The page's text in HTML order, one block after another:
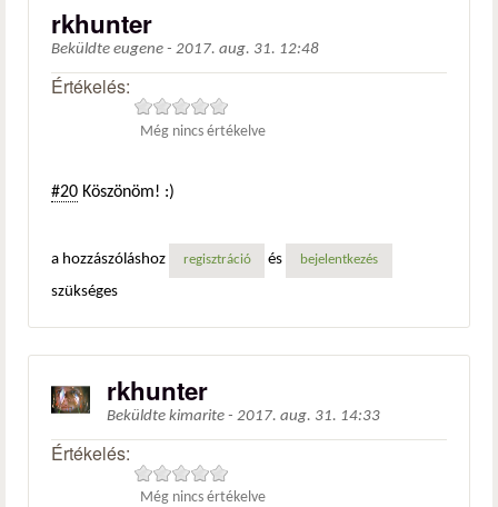
rkhunter
Beküldte eugene - 2017. aug. 31. 12:48
Értékelés:
Még nincs értékelve
#20 Köszönöm! :)
a hozzászóláshoz regisztráció és bejelentkezés
szükséges
rkhunter
Beküldte kimarite - 2017. aug. 31. 14:33
Értékelés:
Még nincs értékelve